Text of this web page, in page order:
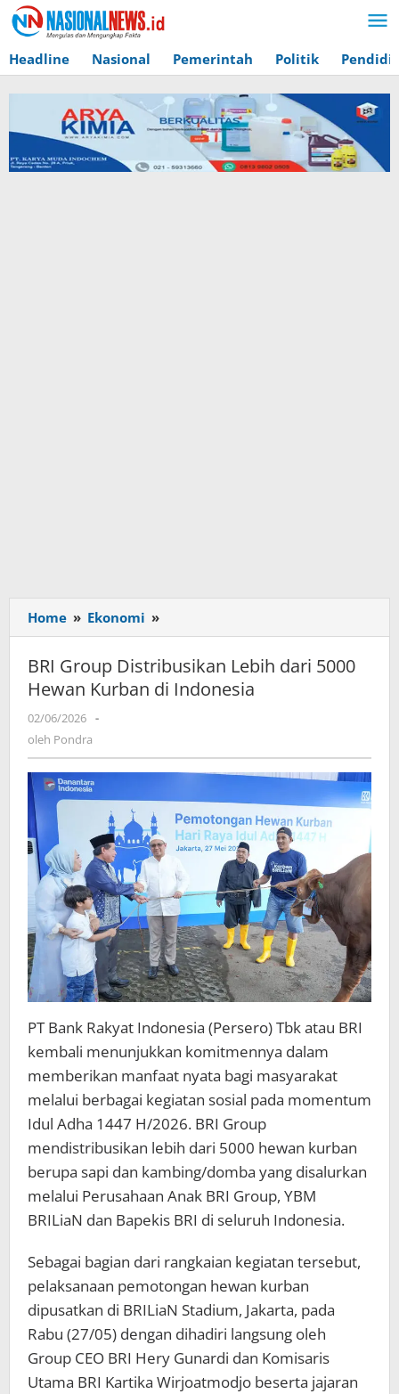
Lewati
ke
konten
Headline Nasional Pemerintah Politik
Home » Ekonomi »
Group
Distribusikan
Lebih
dari
Kurban
di
BRI Group Distribusikan Lebih dari 5000
Hewan Kurban di Indonesia
02/06/2026 oleh
-
oleh Pondra
PT Bank Rakyat Indonesia (Persero) Tbk atau BRI
kembali menunjukkan komitmennya dalam
memberikan manfaat nyata bagi masyarakat
melalui berbagai kegiatan sosial pada momentum
Idul Adha 1447 H/2026. BRI Group
mendistribusikan lebih dari 5000 hewan kurban
berupa sapi dan kambing/domba yang disalurkan
melalui Perusahaan Anak BRI Group, YBM
BRILiaN dan Bapekis BRI di seluruh Indonesia.
Sebagai bagian dari rangkaian kegiatan tersebut,
pelaksanaan pemotongan hewan kurban
dipusatkan di BRILiaN Stadium, Jakarta, pada
Rabu (27/05) dengan dihadiri langsung oleh
Group CEO BRI Hery Gunardi dan Komisaris
Utama BRI Kartika Wirjoatmodjo beserta jajaran